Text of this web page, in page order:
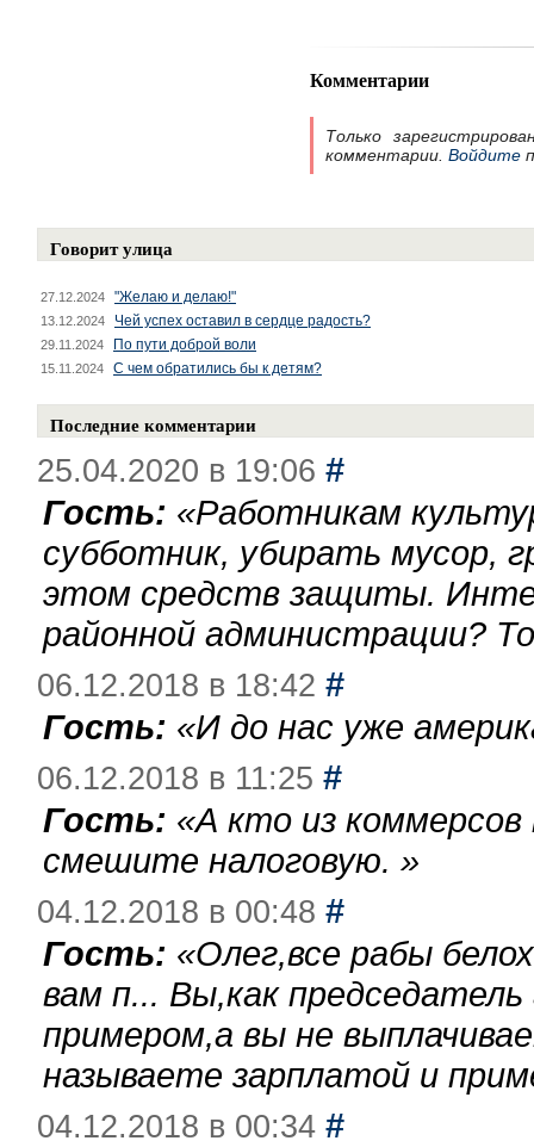
Комментарии
Только
комментарии. Войдите
Говорит улица
27.12.2024 "Желаю и делаю!"
13.12.2024 Чей успех оставил в сердце радость?
29.11.2024 По пути доброй воли
15.11.2024 С чем обратились бы к детям?
Последние комментарии
25.04.2020 в 19:06 #
Гость: «Работникам
субботник, убирать мусор,
этом средств защиты.
районной администрации?
06.12.2018 в 18:42 #
Гость: «И до нас уже
06.12.2018 в 11:25 #
Гость: «А кто из
смешите налоговую. »
04.12.2018 в 00:48 #
Гость: «Олег,все рабы
вам п... Вы,как
примером,а вы не
называете зарплатой и
04.12.2018 в 00:34 #